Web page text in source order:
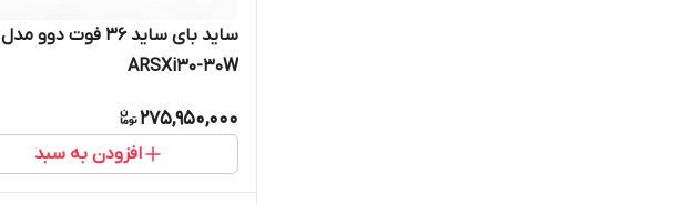
ساید بای ساید 36 فوت دوو مدل
ARSXi30-30W
275,950,000
افزودن به سبد